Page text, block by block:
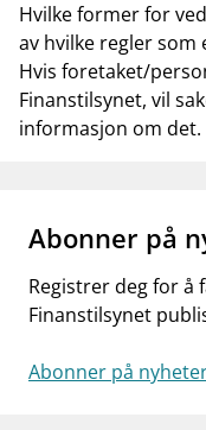
Hvilke former for
av hvilke regler som
Hvis foretaket/
Finanstilsynet, vil
informasjon om det.
Abonner på
Registrer deg for å
Finanstilsynet
Abonner på